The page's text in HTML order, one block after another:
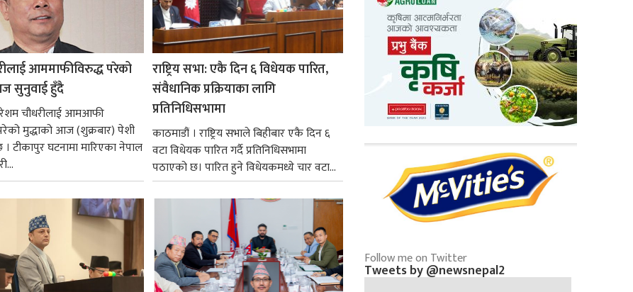
आममाफीविरुद्ध परेको
सुनुवाई हुँदै
रेशम चौधरीलाई आमआफी
मुद्धाको आज (शुक्रबार) पेशी
टीकापुर घटनामा मारिएका नेपाल
राष्ट्रिय सभा: एकै दिन ६ विधेयक पारित,
संवैधानिक प्रक्रियाका लागि
प्रतिनिधिसभामा
काठमाडौं । राष्ट्रिय सभाले बिहीबार एकै दिन ६
वटा विधेयक पारित गर्दै प्रतिनिधिसभामा
पठाएको छ। पारित हुने विधेयकमध्ये चार वटा...
Follow me on Twitter
Tweets by @newsnepal2